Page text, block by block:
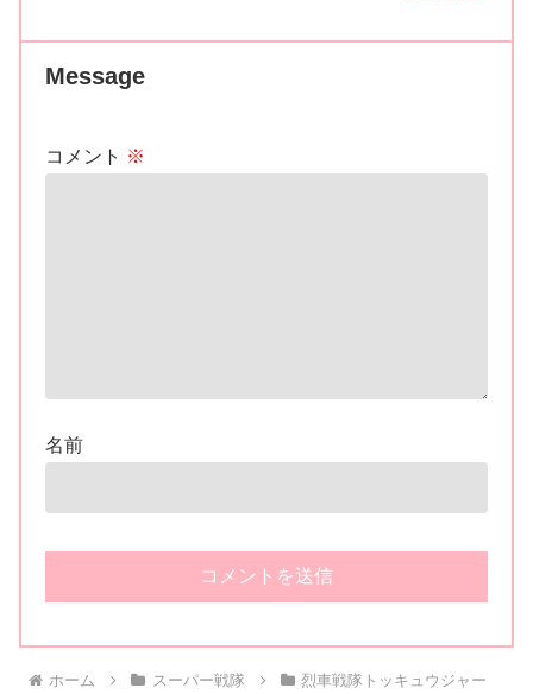
Message
コメント ※
名前
ホーム スーパー戦隊 烈車戦隊トッキュウジャー